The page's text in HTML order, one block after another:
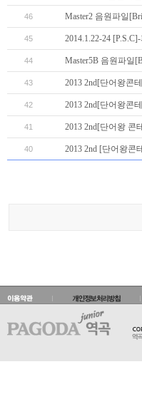
46 Master2 음원파일
45 2014.1.22-24
44 Master5B 음원파일
43 2013 2nd[단어왕콘
42 2013 2nd[단어왕콘
41 2013 2nd[단어왕 콘
40 2013 2nd [단어왕콘